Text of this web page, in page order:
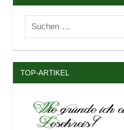
Suchen
TOP-ARTIKEL